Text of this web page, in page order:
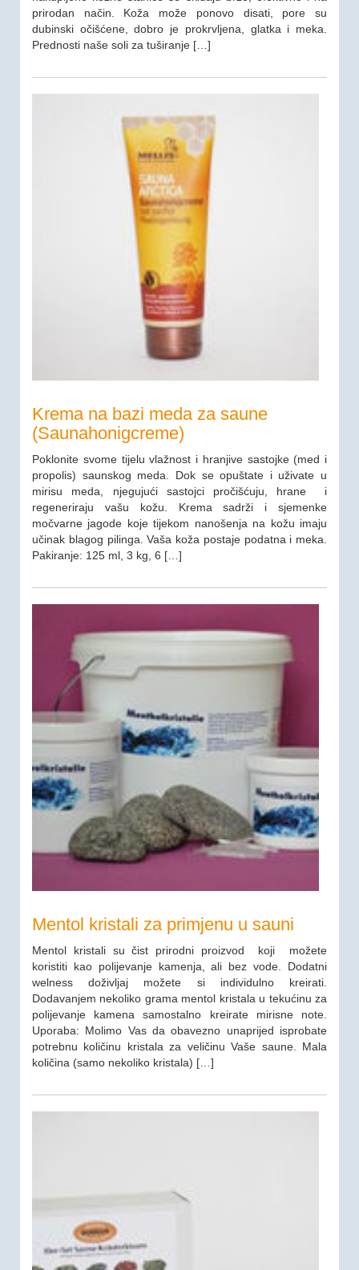
prirodan način. Koža može ponovo disati, pore su
dubinski očišćene, dobro je prokrvljena, glatka i meka.
Prednosti naše soli za tuširanje […]
Krema na bazi meda za saune
(Saunahonigcreme)
Poklonite svome tijelu vlažnost i hranjive sastojke (med i
propolis) saunskog meda. Dok se opuštate i uživate u
mirisu meda, njegujući sastojci pročišćuju, hrane i
regeneriraju vašu kožu. Krema sadrži i sjemenke
močvarne jagode koje tijekom nanošenja na kožu imaju
učinak blagog pilinga. Vaša koža postaje podatna i meka.
Pakiranje: 125 ml, 3 kg, 6 […]
Mentol kristali za primjenu u sauni
Mentol kristali su čist prirodni proizvod koji možete
koristiti kao polijevanje kamenja, ali bez vode. Dodatni
welness doživljaj možete si individulno kreirati.
Dodavanjem nekoliko grama mentol kristala u tekućinu za
polijevanje kamena samostalno kreirate mirisne note.
Uporaba: Molimo Vas da obavezno unaprijed isprobate
potrebnu količinu kristala za veličinu Vaše saune. Mala
količina (samo nekoliko kristala) […]